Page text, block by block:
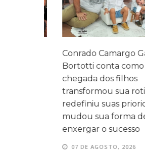
Conrado Camargo Garcia
Bortotti conta como a
chegada dos filhos
transformou sua rotina,
redefiniu suas
mudou sua forma de
enxergar o sucesso
07 DE AGOSTO, 2026